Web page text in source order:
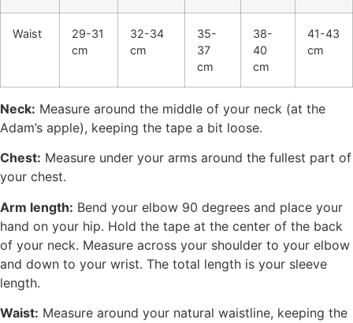
Waist
29-31
cm
32-34
cm
35-
37
cm
38-
40
cm
41-43
cm
Neck: Measure around the middle of your neck (at the
Adam’s apple), keeping the tape a bit loose.
Chest: Measure under your arms around the fullest part of
your chest.
Arm length: Bend your elbow 90 degrees and place your
hand on your hip. Hold the tape at the center of the back
of your neck. Measure across your shoulder to your elbow
and down to your wrist. The total length is your sleeve
length.
Waist: Measure around your natural waistline, keeping the